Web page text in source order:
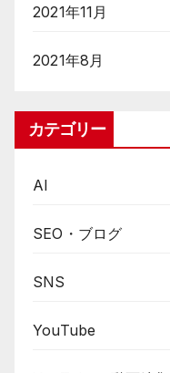
2021年11月
2021年8月
カテゴリー
AI
SEO・ブログ
SNS
YouTube